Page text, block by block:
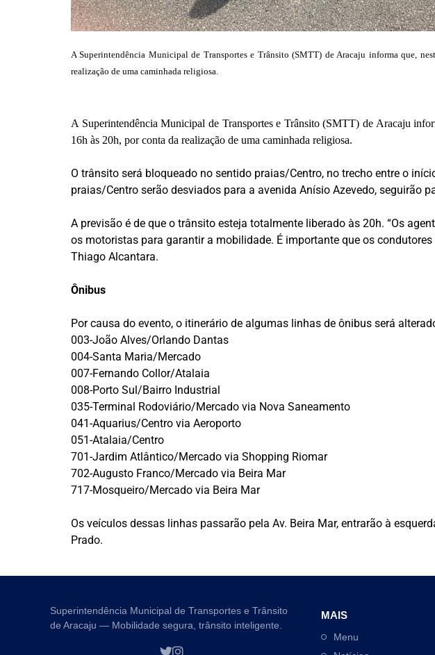
A Superintendência Municipal de Transportes e Trânsito (SMTT) de Aracaju informa que,
realização de uma caminhada religiosa.
A Superintendência Municipal de Transportes e Trânsito (SMTT) de Aracaju
16h às 20h, por conta da realização de uma caminhada religiosa.
O trânsito será bloqueado no sentido praias/Centro, no trecho entre o
praias/Centro serão desviados para a avenida Anísio Azevedo, seguirão
A previsão é de que o trânsito esteja totalmente liberado às 20h. “Os
os motoristas para garantir a mobilidade. É importante que os
Thiago Alcantara.
Ônibus
Por causa do evento, o itinerário de algumas linhas de ônibus será
003-João Alves/Orlando Dantas
004-Santa Maria/Mercado
007-Fernando Collor/Atalaia
008-Porto Sul/Bairro Industrial
035-Terminal Rodoviário/Mercado via Nova Saneamento
041-Aquarius/Centro via Aeroporto
051-Atalaia/Centro
701-Jardim Atlântico/Mercado via Shopping Riomar
702-Augusto Franco/Mercado via Beira Mar
717-Mosqueiro/Mercado via Beira Mar
Os veículos dessas linhas passarão pela Av. Beira Mar, entrarão à
Prado.
Superintendência Municipal de Transportes e Trânsito
de Aracaju — Mobilidade segura, trânsito inteligente.
MAIS
Menu